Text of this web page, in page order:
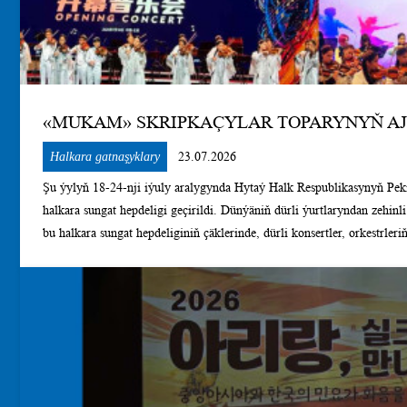
«MUKAM» SKRIPKAÇYLAR TOPARYNYŇ
Halkara gatnaşyklary 23.07.2026
Şu ýylyň 18-24-nji iýuly aralygynda Hytaý Halk Respublikasynyň Pekin şäherinde
halkara sungat hepdeligi geçirildi. Dünýäniň dürli ýurtlaryndan zehinli ýaşlar orkestrlerini bir ýere jemlän
bu halkara sungat hepdeliginiň çäklerinde, dürli konsertler,
Meksikanyň, Awstriýanyň, Bolgariýanyň, Indoneziýanyň, Russiýa
de Hytaý Halk Respublikasynyň ýaşlar orkestrleri, ansambllary we
sungat hepdeligine ýurdumyzyň Maýa Kulyýewa adyndaky Türkmen
talyplaryndan we bu konserwatoriýanyň ýanyndaky ýörite sazçylyk
okuwçylaryndan ybarat bolan «Mukam» skripkaçylar topary gatnaşyp
skripkaçylar toparynyň repertuarynda häzirki wagtda türkmen we